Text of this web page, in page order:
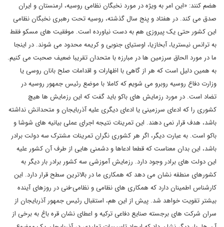
هضم کنند: «این امر به ویژه در مورد نخبگان نظامی روسیه، ارمنستان و ایران
صدق می کند. در هفتاد و پنج سال گذشته، روسیه تحت رهبری نخبگان نظامی
این کشور حتی یک پیروزی هم به دست نیاورده است. موفقیت های مسکو فقط
به ترانس نیستریا، آبخازیا، اوستیای جنوبی و کریمه محدود می شوند. در اینجا
ما در مورد الحاق سرزمین ها در مبارزه با متحدان تقریبا ضعیف صحبت می کنیم.
به همین دلیل است که هر از گاهی با اظهارات و اقدامات صلح بانان روسی یا
وزارت دفاع روسیه روبرو می شویم که کاملا با موضع رئیس جمهور روسیه در
تضاد است. در مورد رزمایش های باکو باید گفت که این رزمایش ها هیچ
کشوری را که ادعای سرزمینی یا ادعای دیگری علیه آذربایجان و متحدانش نداشته
باشد، هدف قرار نمی دهند. این تمرینات نتیجه اجرای عملی بیانیه های شوشا و
باکو است. به عبارت دیگر، اگر هر کشوری نگران تمرینات مشترک سه دولت برادر
باشد، این بدان معناست که قطعا ادعاها و دشمنی هایی از طرف آن کشور علیه
این دولت های برادر وجود دارد. رزمایش آموزشی سه کشور برادر بار دیگر به
کشورهای منطقه نشان می دهد که همکاری ما در بالاترین سطح قرار دارد. این
کارشناس اطمینان دارد که همکاری های نظامی و نظامی-فنی در روزهای آینده
بیشتر تقویت خواهد شد. پیش از این هم، استقبال رئیس جمهور آذربایجان از
سران شرکت های برجسته صنایع دفاعی ترکیه و اعطای نشان قره باغ به برخی از